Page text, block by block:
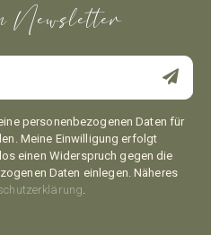
Newsletter
personenbezogenen Daten für
Meine Einwilligung erfolgt
einen Widerspruch gegen die
Daten einlegen. Näheres
.